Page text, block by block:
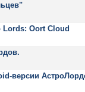
Lords: Oort Cloud
версии